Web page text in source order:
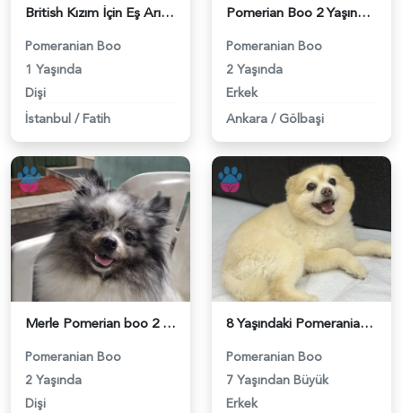
British Kızım İçin Eş Arıyorum - 118984411
Pomeranian Boo
1 Yaşında
Dişi
İstanbul / Fatih
Pomerian Boo 2 Yaşında Köpeğime Eş Arıyorum - 118984400
Pomeranian Boo
2 Yaşında
Erkek
Ankara / Gölbaşi
Merle Pomerian boo 2 Yaşında Eş Arıyor - 118984377
Pomeranian Boo
2 Yaşında
Dişi
8 Yaşındaki Pomeranian Oğlumuza Eş Arıyoruz - 118984354
Pomeranian Boo
7 Yaşından Büyük
Erkek